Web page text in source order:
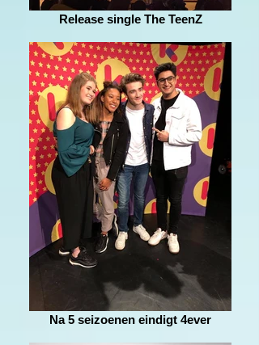
Release single The TeenZ
Na 5 seizoenen eindigt 4ever